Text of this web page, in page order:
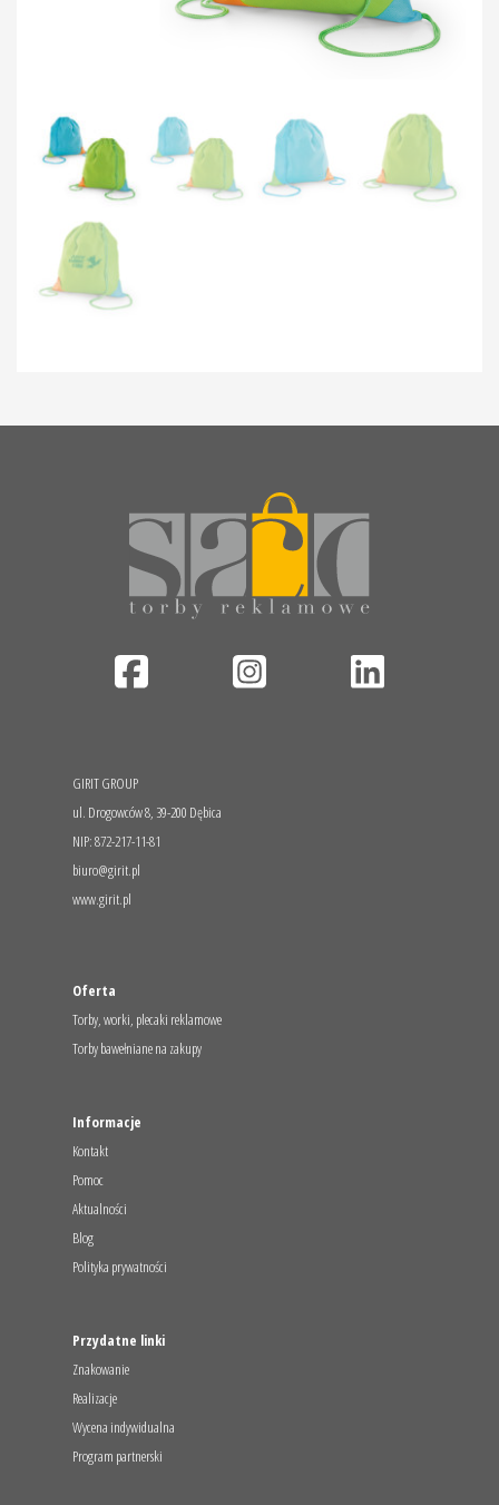
GIRIT GROUP
ul. Drogowców 8, 39-200 Dębica
NIP: 872-217-11-81
biuro@girit.pl
www.girit.pl
Oferta
Torby, worki, plecaki reklamowe
Torby bawełniane na zakupy
Informacje
Kontakt
Pomoc
Aktualności
Blog
Polityka prywatności
Przydatne linki
Znakowanie
Realizacje
Wycena indywidualna
Program partnerski